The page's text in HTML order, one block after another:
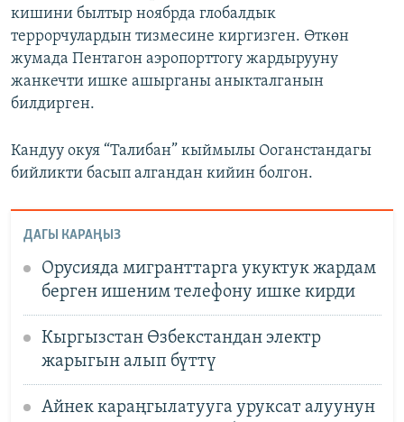
кишини былтыр ноябрда глобалдык
террорчулардын тизмесине киргизген. Өткөн
жумада Пентагон аэропорттогу жардырууну
жанкечти ишке ашырганы аныкталганын
билдирген.
Кандуу окуя “Талибан” кыймылы Ооганстандагы
бийликти басып алгандан кийин болгон.
ДАГЫ КАРАҢЫЗ
Орусияда мигранттарга укуктук жардам
берген ишеним телефону ишке кирди
Кыргызстан Өзбекстандан электр
жарыгын алып бүттү
Айнек караңгылатууга уруксат алуунун